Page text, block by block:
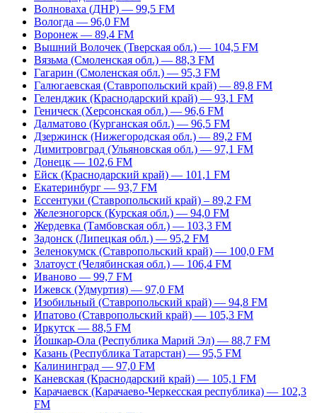
Волноваха (ДНР) — 99,5 FM
Вологда — 96,0 FM
Воронеж — 89,4 FM
Вышний Волочек (Тверская обл.) — 104,5 FM
Вязьма (Смоленская обл.) — 88,3 FM
Гагарин (Смоленская обл.) — 95,3 FM
Галюгаевская (Ставропольский край) — 89,8 FM
Геленджик (Краснодарский край) — 93,1 FM
Геническ (Херсонская обл.) — 96,6 FM
Далматово (Курганская обл.) — 96,5 FM
Дзержинск (Нижегородская обл.) — 89,2 FM
Димитровград (Ульяновская обл.) — 97,1 FM
Донецк — 102,6 FM
Ейск (Краснодарский край) — 101,1 FM
Екатеринбург — 93,7 FM
Ессентуки (Ставропольский край) – 89,2 FM
Железногорск (Курская обл.) — 94,0 FM
Жердевка (Тамбовская обл.) — 103,3 FM
Задонск (Липецкая обл.) — 95,2 FM
Зеленокумск (Ставропольский край) — 100,0 FM
Златоуст (Челябинская обл.) — 106,4 FM
Иваново — 99,7 FM
Ижевск (Удмуртия) — 97,0 FM
Изобильный (Ставропольский край) — 94,8 FM
Ипатово (Ставропольский край) — 105,3 FM
Иркутск — 88,5 FM
Йошкар-Ола (Республика Марий Эл) — 88,7 FM
Казань (Республика Татарстан) — 95,5 FM
Калининград — 97,0 FM
Каневская (Краснодарский край) — 105,1 FM
Карачаевск (Карачаево-Черкесская республика) — 102,3
FM